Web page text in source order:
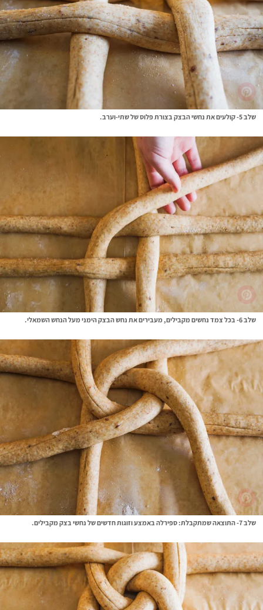
שלב 5- קולעים את נחשי הבצק בצורת פלוס של שתי-וערב.
שלב 6- בכל צמד נחשים מקבילים, מעבירים את נחש הבצק הימני מעל הנחש השמאלי.
שלב 7- התוצאה שמתקבלת: ספירלה באמצע וזוגות חדשים של נחשי בצק מקבילים.